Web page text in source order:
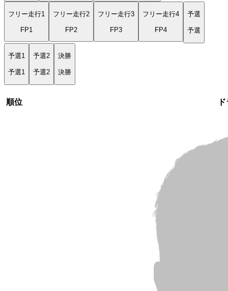
フリー走行1
FP1
フリー走行2
FP2
フリー走行3
FP3
フリー走行4
FP4
予選
予選
予選1
予選1
予選2
予選2
決勝
決勝
順位